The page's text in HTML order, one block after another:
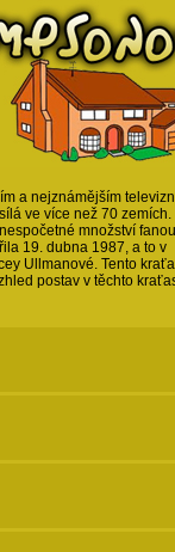
a nejznámějším
ve více než 70 zemích.
množství
19. dubna 1987, a to v
Ullmanové. Tento
postav v těchto